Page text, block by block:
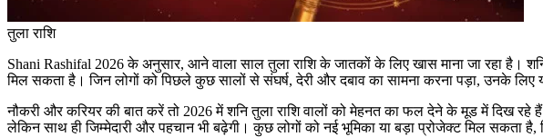
तुला राशि
Shani Rashifal 2026 के अनुसार, आने वाला साल तुला राशि के जातकों के लिए खास माना जा रहा
मिल सकता है। जिन लोगों को पिछले कुछ सालों से संघर्ष, देरी और दबाव का सामना करना पड़ा, उनके
नौकरी और करियर की बात करें तो 2026 में शनि तुला राशि वालों को मेहनत का फल देने के मूड में दिख
लेकिन साथ ही जिम्मेदारी और पहचान भी बढ़ेगी। कुछ लोगों को नई भूमिका या बड़ा प्रोजेक्ट मिल सकता है,